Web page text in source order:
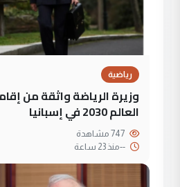
رياضية
وزيرة الرياضة واثقة من
العالم 2030 في إسبانيا
--منذ 23 ساعة